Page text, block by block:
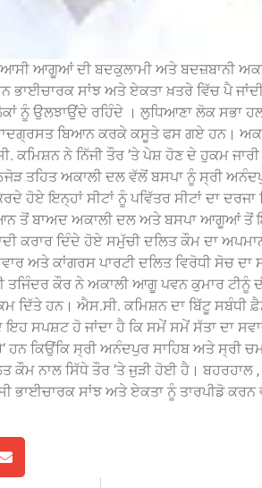
ਆਗੂਆਂ ਦੀ ਬਦਕੁਲਾਮੀ ਅਤੇ ਬਦਜ਼ਬਾਨੀ
ਭਾਈਚਾਰਕ ਸਾਂਝ ਅਤੇ ਏਕਤਾ ਖ਼ਤਰੇ ਵਿੱਚ ਪੈ
ਨੂੰ ਉਲਝਾਉਂਦੇ ਰਹਿੰਦੇ । ਲੁਧਿਆਣਾ ਲੋਕ ਸਭਾ
ਬਿਆਨ ਕਰਕੇ ਕਸੂਤੇ ਫਸ ਗਏ ਹਨ।
ਕਮਿਸ਼ਨ ਨੇ ਨਿੱਜੀ ਤੌਰ ’ਤੇ ਪੇਸ਼ ਹੋਣ ਦੇ ਹੁਕਮ
ਤਹਿਤ ਅਕਾਲੀ ਦਲ ਵੱਲੋਂ ਬਸਪਾ ਨੂੰ ਸ੍ਰੀ
ਹੋਏ ਇਨ੍ਹਾਂ ਸੀਟਾਂ ਨੂੰ ਪਵਿੱਤਰ ਸੀਟਾਂ ਦਾ
ਤੋਂ ਬਾਅਦ ਅਕਾਲੀ ਦਲ ਅਤੇ ਬਸਪਾ ਆਗੂਆਂ ਤੋਂ
ਕਰਾਰ ਦਿੰਦੇ ਹੋਏ ਸਮੁੱਚੀ ਦਲਿਤ ਕੌਮ ਦਾ
ਅਤੇ ਕਾਂਗਰਸ ਪਾਰਟੀ ਦਲਿਤ ਵਿਰੋਧੀ ਸੋਚ ਦਾ
ਕੌਰ ਨੇ ਅਕਾਲੀ ਆਗੂ ਪਵਨ ਕੁਮਾਰ ਟੀਨੂੰ
ਦਿੱਤੇ ਹਨ। ਐਸ.ਸੀ. ਕਮਿਸ਼ਨ ਦਾ ਬਿੱਟੂ ਸਬੰਧੀ
ਸਪਸ਼ਟ ਹੋ ਜਾਂਦਾ ਹੈ ਕਿ ਸਮੇਂ ਸਮੇਂ ਸੱਤਾ ਦਾ
ਹਨ ਕਿਉਂਕਿ ਸ੍ਰੀ ਅਨੰਦਪੁਰ ਸਾਹਿਬ ਅਤੇ ਸ੍ਰੀ
ਕੌਮ ਨਾਲ ਸਿੱਧੇ ਤੌਰ ’ਤੇ ਜੁੜੀ ਹੋਈ ਹੈ।
ਭਾਈਚਾਰਕ ਸਾਂਝ ਅਤੇ ਏਕਤਾ ਨੂੰ ਤਾਰਪੀਡੋ